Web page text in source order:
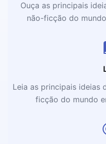
Ouça as principais
não-ficção do
Leia as principais ideias
ficção do mundo